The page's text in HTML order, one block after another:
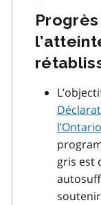
l’Ontario
gris est